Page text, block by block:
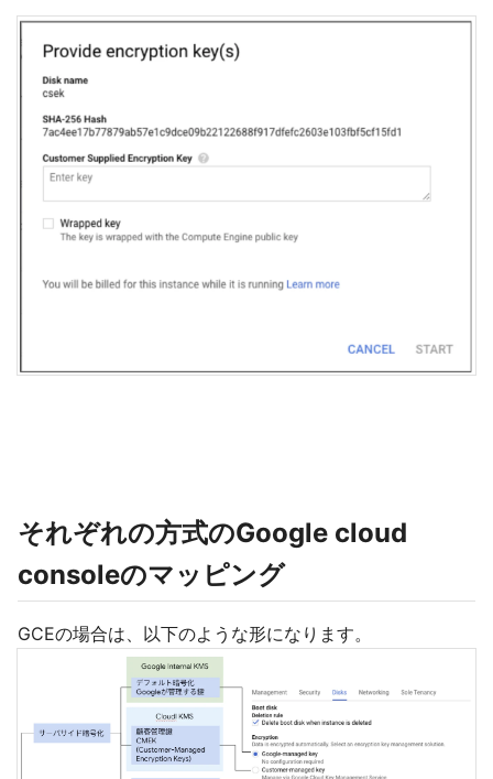
それぞれの方式のGoogle cloud
consoleのマッピング
GCEの場合は、以下のような形になります。